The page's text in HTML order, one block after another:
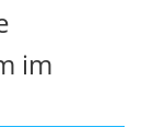
im